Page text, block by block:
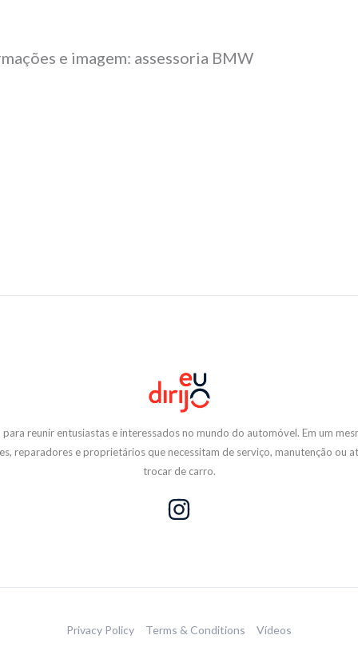
e imagem: assessoria BMW
reunir entusiastas e interessados no mundo do automóvel. Em um
reparadores e proprietários que necessitam de serviço, manutenção ou
trocar de carro.
Privacy Policy Terms & Conditions Vídeos